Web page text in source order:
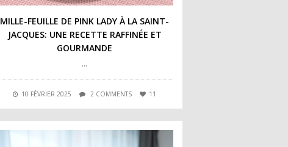
MILLE-FEUILLE DE PINK LADY À LA SAINT-
JACQUES: UNE RECETTE RAFFINÉE ET
GOURMANDE
…
10 FÉVRIER 2025 2 COMMENTS 11